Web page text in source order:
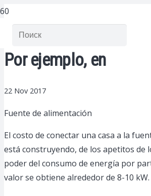
Por ejemplo, en
22 Nov 2017
Fuente de alimentación
El costo de conectar una casa a la
está construyendo, de los apetitos de
poder del consumo de energía por
valor se obtiene alrededor de 8-10 kW.